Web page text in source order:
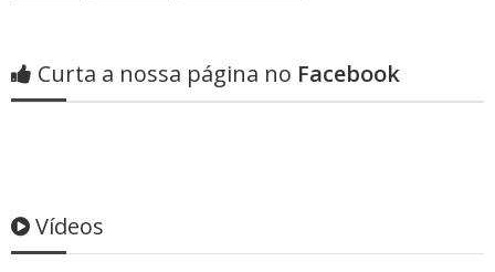
Curta a nossa página no Facebook
Vídeos